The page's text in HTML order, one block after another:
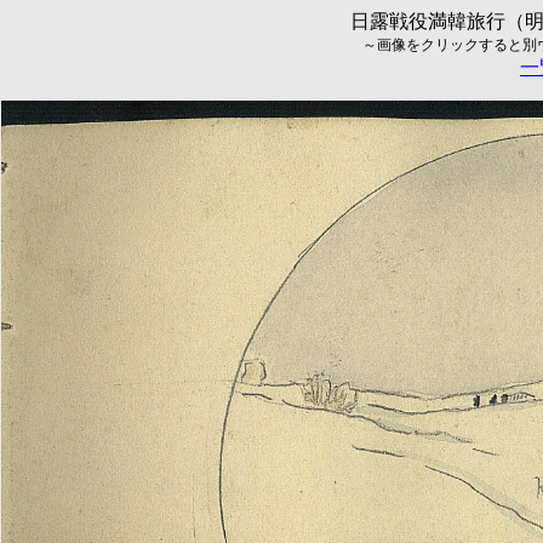
日露戦役満韓旅行（
～画像をクリックすると
一